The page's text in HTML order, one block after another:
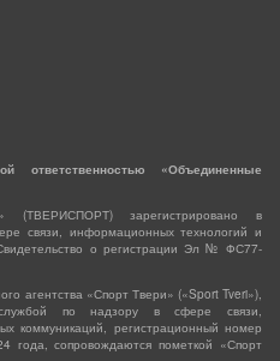
ответственностью «Объединенные
(ТВЕРИСПОРТ) зарегистрировано в
связи, информационных технологий и
о регистрации Эл № ФС77-
агентства «Спорт Твери» («Sport Tveri»),
службой по надзору в сфере связи,
коммуникаций, регистрационный номер
сопровождаются пометкой «Спорт